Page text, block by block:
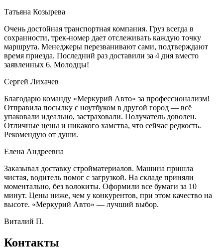
Татьяна Козырева
Очень достойная транспортная компания. Груз всегда в
сохранности, трек-номер дает отслеживать каждую точку
маршрута. Менеджеры перезванивают сами, подтверждают
время приезда. Последний раз доставили за 4 дня вместо
заявленных 6. Молодцы!
Сергей Лихачев
Благодарю команду «Меркурий Авто» за профессионализм!
Отправила посылку с ноутбуком в другой город — всё
упаковали идеально, застраховали. Получатель доволен.
Отличные цены и никакого хамства, что сейчас редкость.
Рекомендую от души.
Елена Андреевна
Заказывал доставку стройматериалов. Машина пришла
чистая, водитель помог с загрузкой. На складе приняли
моментально, без волокиты. Оформили все бумаги за 10
минут. Цены ниже, чем у конкурентов, при этом качество на
высоте. «Меркурий Авто» — лучший выбор.
Виталий П.
Контакты